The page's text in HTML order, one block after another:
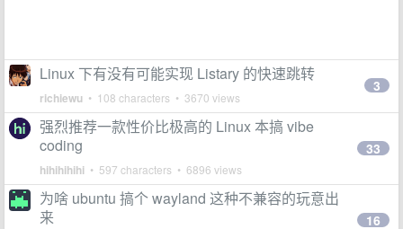
Linux 下有没有可能实现 Listary 的快速跳转
richiewu • 108 characters • 3670 views
3
强烈推荐一款性价比极高的 Linux 本搞 vibe
coding
hihihihihi • 597 characters • 6896 views
33
为啥 ubuntu 搞个 wayland 这种不兼容的玩意出
来
16